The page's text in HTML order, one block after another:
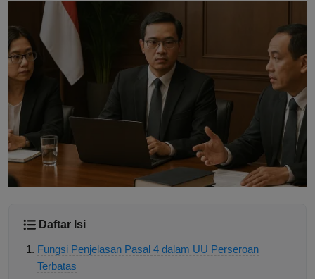
Daftar Isi
Fungsi Penjelasan Pasal 4 dalam UU Perseroan
Terbatas